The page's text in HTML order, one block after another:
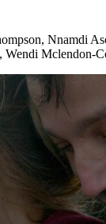
Nnamdi
Mclendon-